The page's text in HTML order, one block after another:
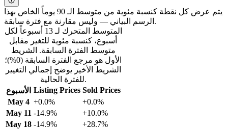
يتم عرض كل نقطة كنسبة مئوية من متوسط الـ 90 يوماً الخاص بهذا
الرسم البياني — وليس مقارنة مع فترة سابقة.
المتوسط المتحرك لـ 13 أسبوعاً لكل
أسبوع، كنسبة مئوية للتغير مقابل
متوسط الفترة السابقة. الشريط
الأول هو مرجع الفترة السابقة (0%)؛
الشريط الأخير يوضح إجمالي التغيير
للفترة الحالية.
الأسبوع Listing Prices Sold Prices
May 4 +0.0%
+0.0%
May 11 -14.9%
+10.0%
May 18 -14.9%
+28.7%